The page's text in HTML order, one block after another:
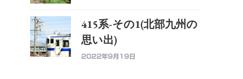
415系-その1(北部九州の
思い出)
2022年9月19日